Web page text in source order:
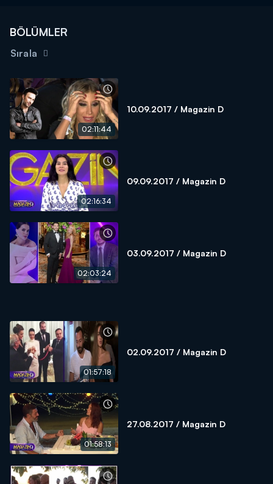
BÖLÜMLER
Sırala
02:11:44
10.09.2017 / Magazin D
02:16:34
09.09.2017 / Magazin D
02:03:24
03.09.2017 / Magazin D
01:57:18
02.09.2017 / Magazin D
01:58:13
27.08.2017 / Magazin D